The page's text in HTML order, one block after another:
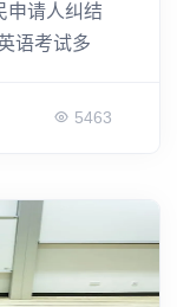
申请人纠结
语考试多
决定了你的
5463